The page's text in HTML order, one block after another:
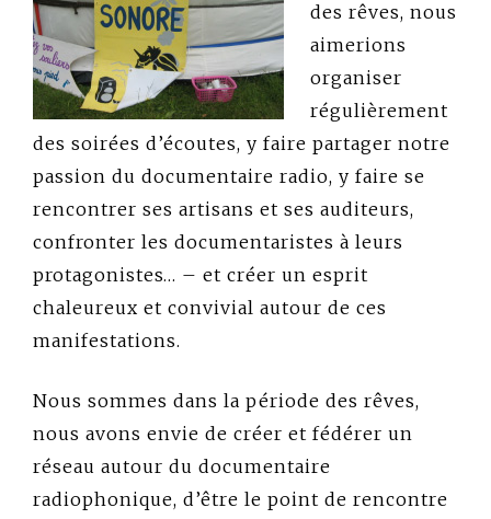
des rêves, nous
aimerions
organiser
régulièrement
des soirées d’écoutes, y faire partager notre
passion du documentaire radio, y faire se
rencontrer ses artisans et ses auditeurs,
confronter les documentaristes à leurs
protagonistes… – et créer un esprit
chaleureux et convivial autour de ces
manifestations.
Nous sommes dans la période des rêves,
nous avons envie de créer et fédérer un
réseau autour du documentaire
radiophonique, d’être le point de rencontre